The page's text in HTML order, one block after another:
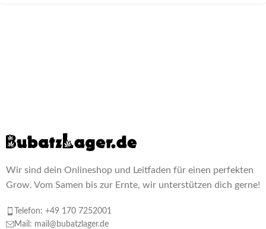
Wir sind dein Onlineshop und Leitfaden für einen perfekten
Grow. Vom Samen bis zur Ernte, wir unterstützen dich gerne!
Telefon: +49 170 7252001
Mail: mail@bubatzlager.de